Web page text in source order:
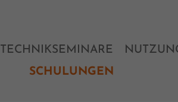
TECHNIKSEMINARE
SCHULUNGEN